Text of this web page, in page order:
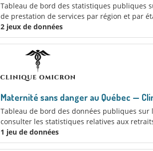
Tableau de bord des statistiques publiques
de prestation de services par région et par
2 jeux de données
Maternité sans danger au Québec —
Tableau de bord des données publiques
consulter les statistiques relatives aux
1 jeu de données